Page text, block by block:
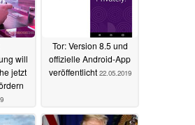
will
jetzt
Tor: Version 8.5 und
offizielle Android-App
veröffentlicht 22.05.2019